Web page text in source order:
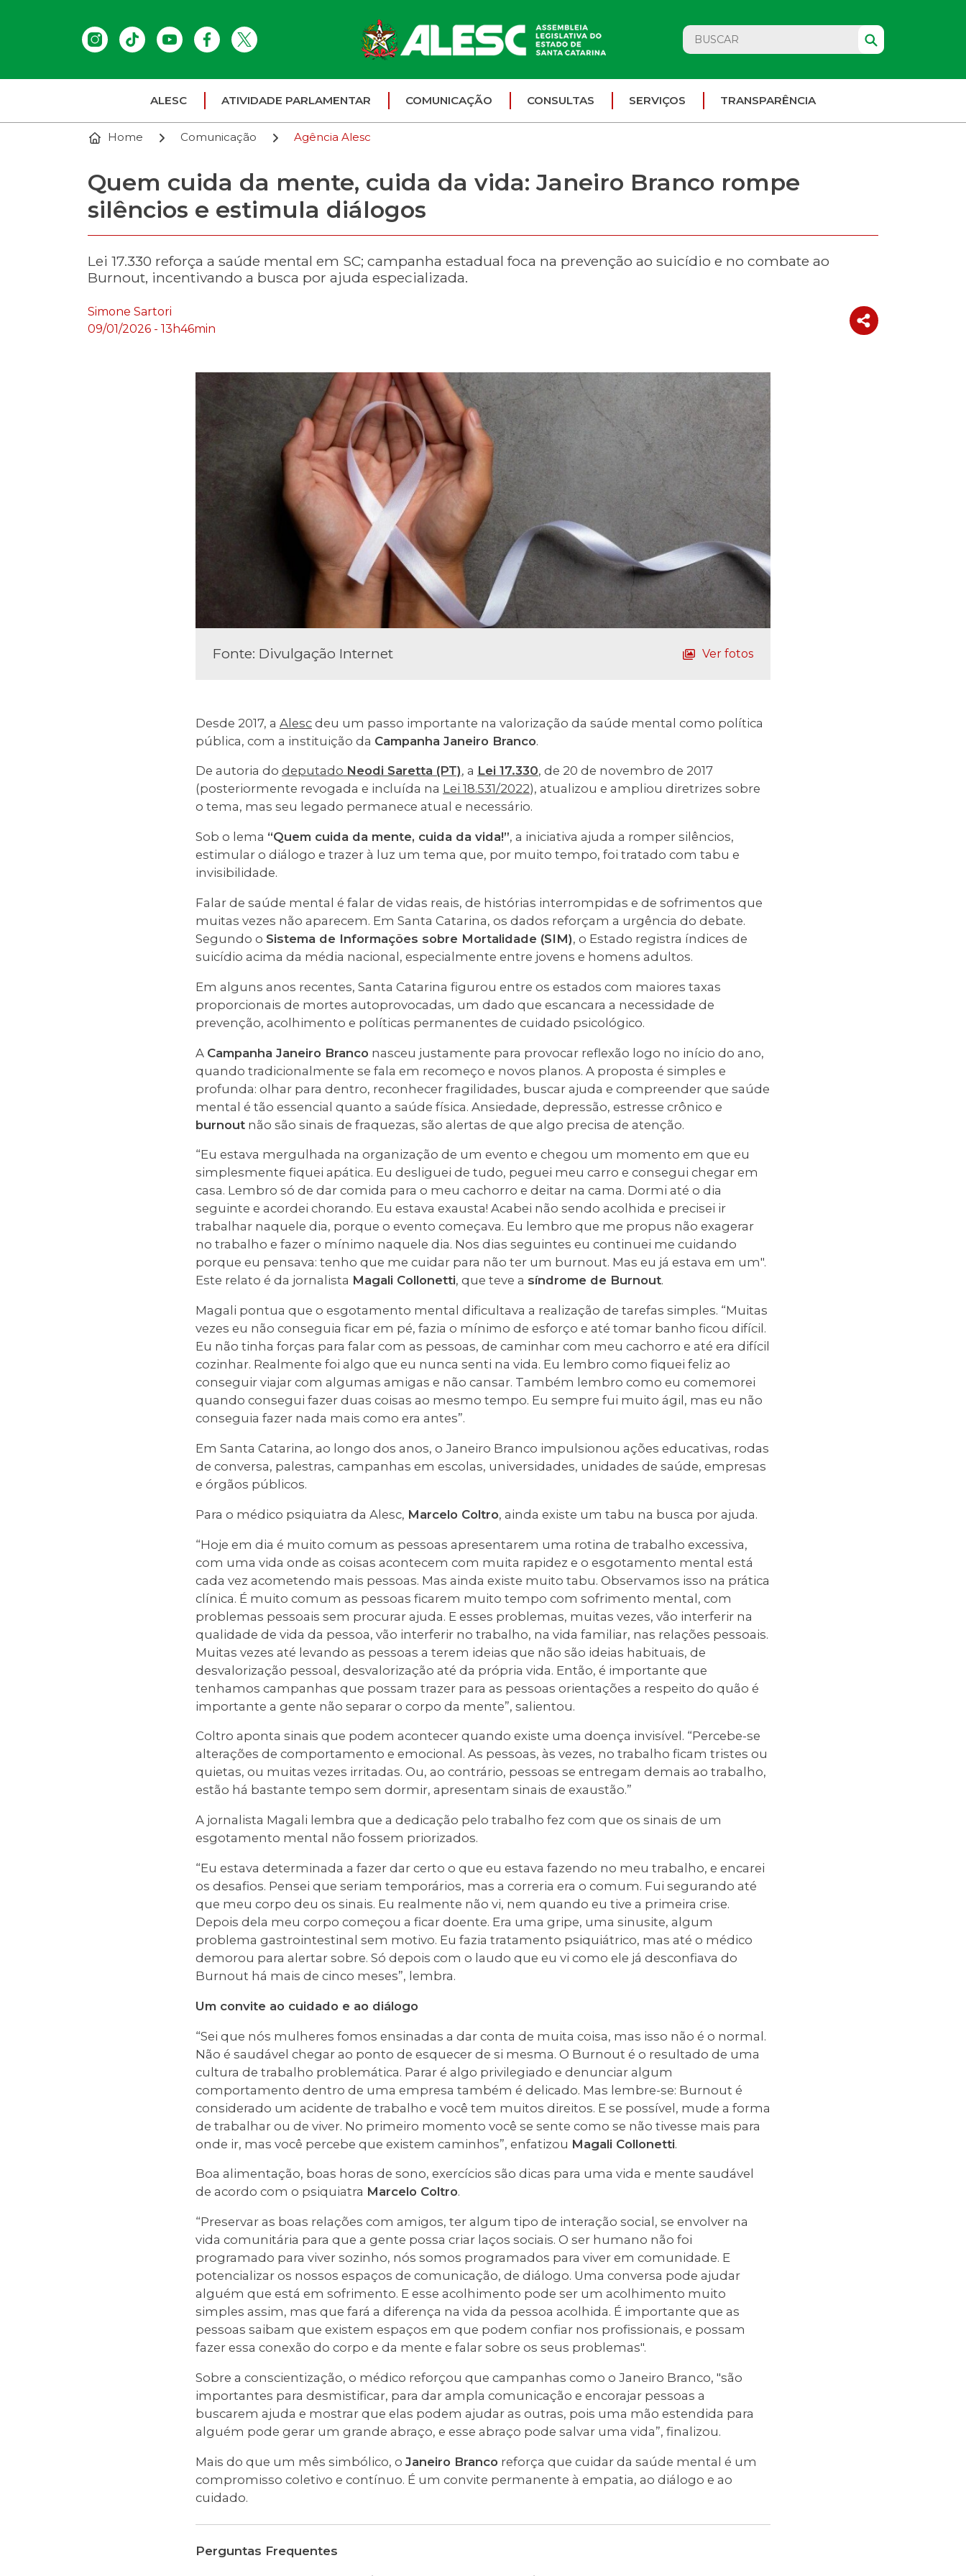
ALESC ATIVIDADE PARLAMENTAR COMUNICAÇÃO CONSULTAS SERVIÇOS TRANSPARÊNCIA
Home Comunicação Agência Alesc
Quem cuida da mente, cuida da vida: Janeiro Branco rompe
silêncios e estimula diálogos
Lei 17.330 reforça a saúde mental em SC; campanha estadual foca na prevenção ao suicídio e no combate ao
Burnout, incentivando a busca por ajuda especializada.
Simone Sartori
09/01/2026 - 13h46min
Fonte: Divulgação Internet Ver fotos
Desde 2017, a Alesc deu um passo importante na valorização da saúde mental como política
pública, com a instituição da Campanha Janeiro Branco.
De autoria do deputado Neodi Saretta (PT), a Lei 17.330, de 20 de novembro de 2017
(posteriormente revogada e incluída na Lei 18.531/2022), atualizou e ampliou diretrizes sobre
o tema, mas seu legado permanece atual e necessário.
Sob o lema “Quem cuida da mente, cuida da vida!”, a iniciativa ajuda a romper silêncios,
estimular o diálogo e trazer à luz um tema que, por muito tempo, foi tratado com tabu e
invisibilidade.
Falar de saúde mental é falar de vidas reais, de histórias interrompidas e de sofrimentos que
muitas vezes não aparecem. Em Santa Catarina, os dados reforçam a urgência do debate.
Segundo o Sistema de Informações sobre Mortalidade (SIM), o Estado registra índices de
suicídio acima da média nacional, especialmente entre jovens e homens adultos.
Em alguns anos recentes, Santa Catarina figurou entre os estados com maiores taxas
proporcionais de mortes autoprovocadas, um dado que escancara a necessidade de
prevenção, acolhimento e políticas permanentes de cuidado psicológico.
A Campanha Janeiro Branco nasceu justamente para provocar reflexão logo no início do ano,
quando tradicionalmente se fala em recomeço e novos planos. A proposta é simples e
profunda: olhar para dentro, reconhecer fragilidades, buscar ajuda e compreender que saúde
mental é tão essencial quanto a saúde física. Ansiedade, depressão, estresse crônico e
burnout não são sinais de fraquezas, são alertas de que algo precisa de atenção.
“Eu estava mergulhada na organização de um evento e chegou um momento em que eu
simplesmente fiquei apática. Eu desliguei de tudo, peguei meu carro e consegui chegar em
casa. Lembro só de dar comida para o meu cachorro e deitar na cama. Dormi até o dia
seguinte e acordei chorando. Eu estava exausta! Acabei não sendo acolhida e precisei ir
trabalhar naquele dia, porque o evento começava. Eu lembro que me propus não exagerar
no trabalho e fazer o mínimo naquele dia. Nos dias seguintes eu continuei me cuidando
porque eu pensava: tenho que me cuidar para não ter um burnout. Mas eu já estava em um".
Este relato é da jornalista Magali Collonetti, que teve a síndrome de Burnout.
Magali pontua que o esgotamento mental dificultava a realização de tarefas simples. “Muitas
vezes eu não conseguia ficar em pé, fazia o mínimo de esforço e até tomar banho ficou difícil.
Eu não tinha forças para falar com as pessoas, de caminhar com meu cachorro e até era difícil
cozinhar. Realmente foi algo que eu nunca senti na vida. Eu lembro como fiquei feliz ao
conseguir viajar com algumas amigas e não cansar. Também lembro como eu comemorei
quando consegui fazer duas coisas ao mesmo tempo. Eu sempre fui muito ágil, mas eu não
conseguia fazer nada mais como era antes”.
Em Santa Catarina, ao longo dos anos, o Janeiro Branco impulsionou ações educativas, rodas
de conversa, palestras, campanhas em escolas, universidades, unidades de saúde, empresas
e órgãos públicos.
Para o médico psiquiatra da Alesc, Marcelo Coltro, ainda existe um tabu na busca por ajuda.
“Hoje em dia é muito comum as pessoas apresentarem uma rotina de trabalho excessiva,
com uma vida onde as coisas acontecem com muita rapidez e o esgotamento mental está
cada vez acometendo mais pessoas. Mas ainda existe muito tabu. Observamos isso na prática
clínica. É muito comum as pessoas ficarem muito tempo com sofrimento mental, com
problemas pessoais sem procurar ajuda. E esses problemas, muitas vezes, vão interferir na
qualidade de vida da pessoa, vão interferir no trabalho, na vida familiar, nas relações pessoais.
Muitas vezes até levando as pessoas a terem ideias que não são ideias habituais, de
desvalorização pessoal, desvalorização até da própria vida. Então, é importante que
tenhamos campanhas que possam trazer para as pessoas orientações a respeito do quão é
importante a gente não separar o corpo da mente”, salientou.
Coltro aponta sinais que podem acontecer quando existe uma doença invisível. “Percebe-se
alterações de comportamento e emocional. As pessoas, às vezes, no trabalho ficam tristes ou
quietas, ou muitas vezes irritadas. Ou, ao contrário, pessoas se entregam demais ao trabalho,
estão há bastante tempo sem dormir, apresentam sinais de exaustão.”
A jornalista Magali lembra que a dedicação pelo trabalho fez com que os sinais de um
esgotamento mental não fossem priorizados.
“Eu estava determinada a fazer dar certo o que eu estava fazendo no meu trabalho, e encarei
os desafios. Pensei que seriam temporários, mas a correria era o comum. Fui segurando até
que meu corpo deu os sinais. Eu realmente não vi, nem quando eu tive a primeira crise.
Depois dela meu corpo começou a ficar doente. Era uma gripe, uma sinusite, algum
problema gastrointestinal sem motivo. Eu fazia tratamento psiquiátrico, mas até o médico
demorou para alertar sobre. Só depois com o laudo que eu vi como ele já desconfiava do
Burnout há mais de cinco meses”, lembra.
Um convite ao cuidado e ao diálogo
“Sei que nós mulheres fomos ensinadas a dar conta de muita coisa, mas isso não é o normal.
Não é saudável chegar ao ponto de esquecer de si mesma. O Burnout é o resultado de uma
cultura de trabalho problemática. Parar é algo privilegiado e denunciar algum
comportamento dentro de uma empresa também é delicado. Mas lembre-se: Burnout é
considerado um acidente de trabalho e você tem muitos direitos. E se possível, mude a forma
de trabalhar ou de viver. No primeiro momento você se sente como se não tivesse mais para
onde ir, mas você percebe que existem caminhos”, enfatizou Magali Collonetti.
Boa alimentação, boas horas de sono, exercícios são dicas para uma vida e mente saudável
de acordo com o psiquiatra Marcelo Coltro.
“Preservar as boas relações com amigos, ter algum tipo de interação social, se envolver na
vida comunitária para que a gente possa criar laços sociais. O ser humano não foi
programado para viver sozinho, nós somos programados para viver em comunidade. E
potencializar os nossos espaços de comunicação, de diálogo. Uma conversa pode ajudar
alguém que está em sofrimento. E esse acolhimento pode ser um acolhimento muito
simples assim, mas que fará a diferença na vida da pessoa acolhida. É importante que as
pessoas saibam que existem espaços em que podem confiar nos profissionais, e possam
fazer essa conexão do corpo e da mente e falar sobre os seus problemas".
Sobre a conscientização, o médico reforçou que campanhas como o Janeiro Branco, "são
importantes para desmistificar, para dar ampla comunicação e encorajar pessoas a
buscarem ajuda e mostrar que elas podem ajudar as outras, pois uma mão estendida para
alguém pode gerar um grande abraço, e esse abraço pode salvar uma vida”, finalizou.
Mais do que um mês simbólico, o Janeiro Branco reforça que cuidar da saúde mental é um
compromisso coletivo e contínuo. É um convite permanente à empatia, ao diálogo e ao
cuidado.
Perguntas Frequentes